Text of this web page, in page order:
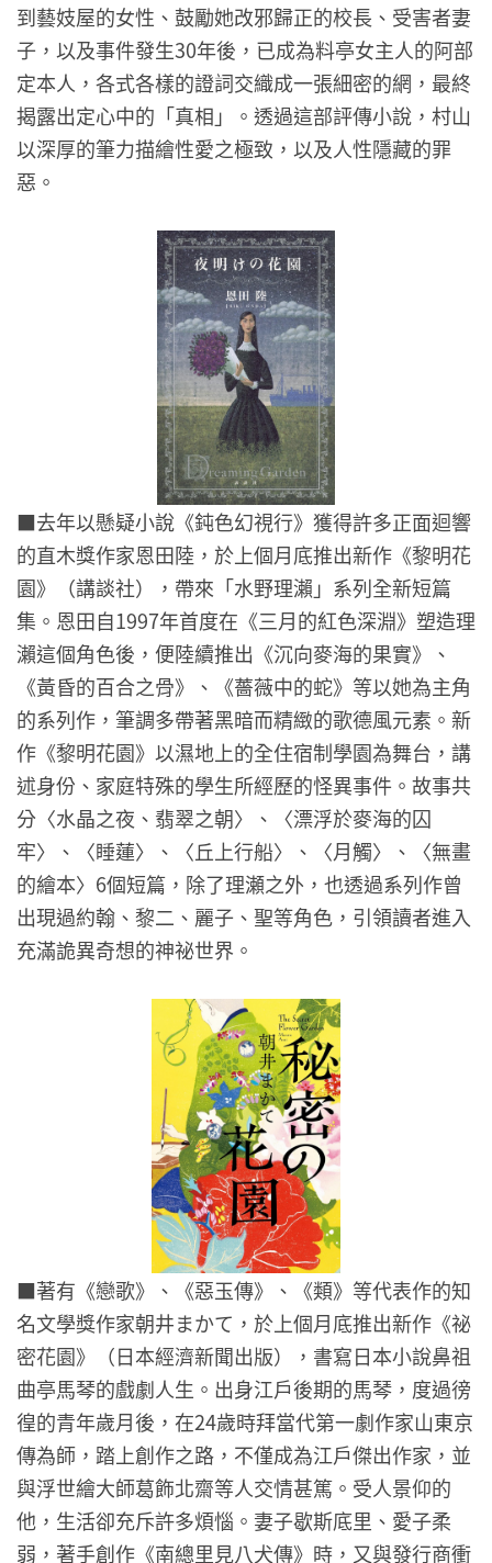
到藝妓屋的女性、鼓勵她改邪歸正的校長、受害者妻
子，以及事件發生30年後，已成為料亭女主人的阿部
定本人，各式各樣的證詞交織成一張細密的網，最終
揭露出定心中的「真相」。透過這部評傳小說，村山
以深厚的筆力描繪性愛之極致，以及人性隱藏的罪
惡。
■去年以懸疑小說《鈍色幻視行》獲得許多正面迴響
的直木獎作家恩田陸，於上個月底推出新作《黎明花
園》（講談社），帶來「水野理瀨」系列全新短篇
集。恩田自1997年首度在《三月的紅色深淵》塑造理
瀨這個角色後，便陸續推出《沉向麥海的果實》、
《黃昏的百合之骨》、《薔薇中的蛇》等以她為主角
的系列作，筆調多帶著黑暗而精緻的歌德風元素。新
作《黎明花園》以濕地上的全住宿制學園為舞台，講
述身份、家庭特殊的學生所經歷的怪異事件。故事共
分〈水晶之夜、翡翠之朝〉、〈漂浮於麥海的囚
牢〉、〈睡蓮〉、〈丘上行船〉、〈月觸〉、〈無畫
的繪本〉6個短篇，除了理瀬之外，也透過系列作曾
出現過約翰、黎二、麗子、聖等角色，引領讀者進入
充滿詭異奇想的神祕世界。
■著有《戀歌》、《惡玉傳》、《類》等代表作的知
名文學獎作家朝井まかて，於上個月底推出新作《祕
密花園》（日本經濟新聞出版），書寫日本小說鼻祖
曲亭馬琴的戲劇人生。出身江戶後期的馬琴，度過徬
徨的青年歲月後，在24歲時拜當代第一劇作家山東京
傳為師，踏上創作之路，不僅成為江戶傑出作家，並
與浮世繪大師葛飾北齋等人交情甚篤。受人景仰的
他，生活卻充斥許多煩惱。妻子歇斯底里、愛子柔
弱，著手創作《南總里見八犬傳》時，又與發行商衝